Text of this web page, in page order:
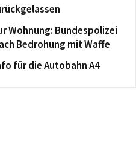
Wohnung: Bundespolizei
Bedrohung mit Waffe
für die Autobahn A4